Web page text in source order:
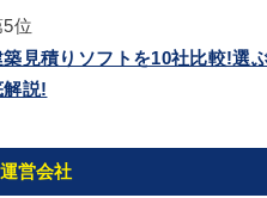
5位
築見積りソフトを10社比較!選
解説!
運営会社